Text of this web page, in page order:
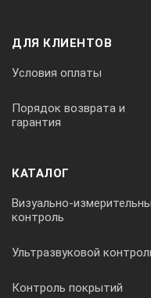
ДЛЯ КЛИЕНТОВ
Условия оплаты
Порядок возврата и
гарантия
КАТАЛОГ
Визуально-
контроль
Ультразвуковой
Контроль покрытий